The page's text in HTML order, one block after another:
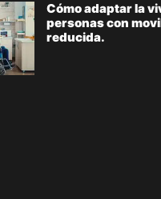
Cómo adaptar la
personas con
reducida.